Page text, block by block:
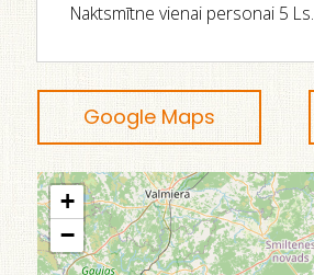
Naktsmītne vienai personai 5 Ls.
Google Maps
+
−